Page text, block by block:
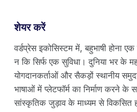
वर्डप्रेस इकोसिस्टम में, बहुभाषी होना
न कि सिर्फ एक सुविधा। दुनिया भर के
योगदानकर्ताओं और सैकड़ों स्थानीय
भाषाओं में प्लेटफॉर्म का निर्माण करने के
सांस्कृतिक जुड़ाव के माध्यम से विकसित
शेयर करें